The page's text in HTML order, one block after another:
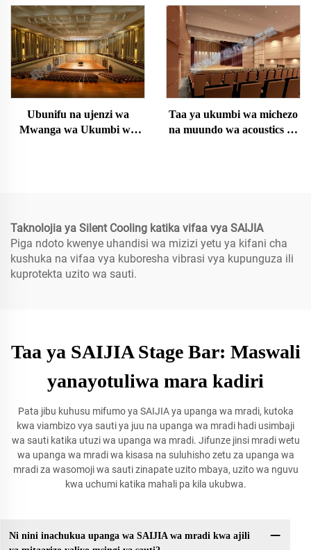
ufungaji
Ubunifu na ujenzi wa
Mwanga wa Ukumbi wa
Taa ya ukumbi wa michezo
na muundo wa acoustics na
Taknolojia ya Silent Cooling katika vifaa vya SAIJIA
Piga ndoto kwenye uhandisi wa mizizi yetu ya kifani cha
kushuka na vifaa vya kuboresha vibrasi vya kupunguza ili
kuprotekta uzito wa sauti.
Taa ya SAIJIA Stage Bar: Maswali
yanayotuliwa mara kadiri
Pata jibu kuhusu mifumo ya SAIJIA ya upanga wa mradi, kutoka
kwa viambizo vya sauti ya juu na upanga wa mradi hadi usimbaji
wa sauti katika utuzi wa upanga wa mradi. Jifunze jinsi mradi wetu
wa upanga wa mradi wa kisasa na suluhisho zetu za upanga wa
mradi za wasomoji wa sauti zinapate uzito mbaya, uzito wa nguvu
kwa uchumi katika mahali pa kila ukubwa.
Ni nini inachukua upanga wa SAIJIA wa mradi kwa ajili